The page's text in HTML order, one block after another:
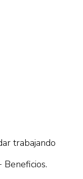
trabajando